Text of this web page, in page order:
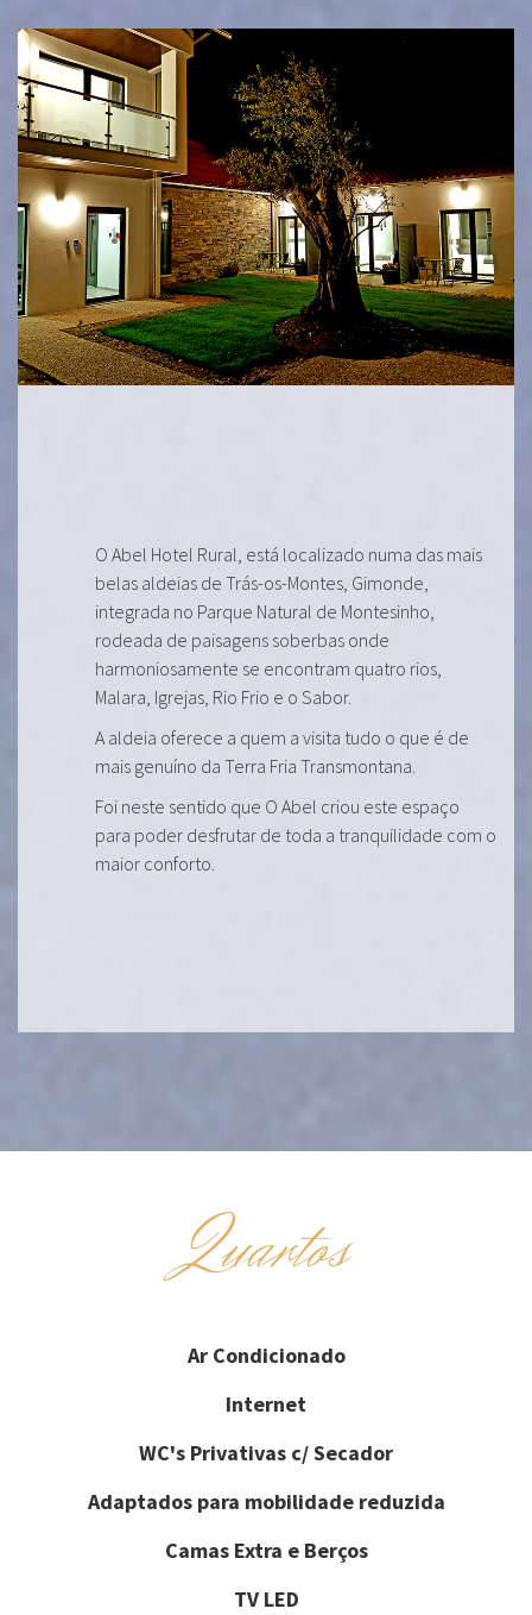
O Abel Hotel Rural, está localizado numa das mais
belas aldeias de Trás-os-Montes, Gimonde,
integrada no Parque Natural de Montesinho,
rodeada de paisagens soberbas onde
harmoniosamente se encontram quatro rios,
Malara, Igrejas, Rio Frio e o Sabor.
A aldeia oferece a quem a visita tudo o que é de
mais genuíno da Terra Fria Transmontana.
Foi neste sentido que O Abel criou este espaço
para poder desfrutar de toda a tranquilidade com o
maior conforto.
Quartos
Ar Condicionado
Internet
WC's Privativas c/ Secador
Adaptados para mobilidade reduzida
Camas Extra e Berços
TV LED